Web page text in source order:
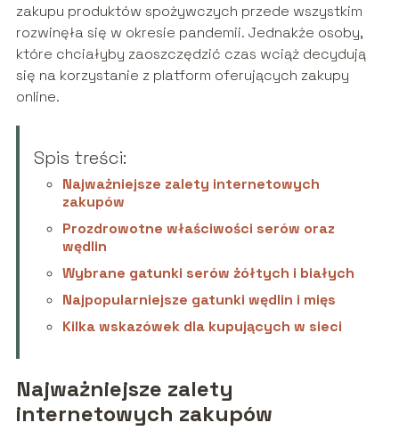
zakupu produktów spożywczych przede wszystkim
rozwinęła się w okresie pandemii. Jednakże osoby,
które chciałyby zaoszczędzić czas wciąż decydują
się na korzystanie z platform oferujących zakupy
online.
Spis treści:
Najważniejsze zalety internetowych
zakupów
Prozdrowotne właściwości serów oraz
wędlin
Wybrane gatunki serów żółtych i białych
Najpopularniejsze gatunki wędlin i mięs
Kilka wskazówek dla kupujących w sieci
Najważniejsze zalety
internetowych zakupów